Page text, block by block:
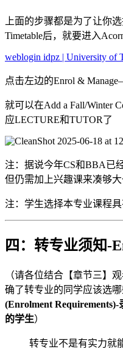
上面的步骤都是为了让你
Timetable后，就要进入
weblogin idpz | University of
点击左边的Enrol &
就可以在Add a Fall/Winter
应LECTURE和TUTOR了
注：据说今年CS和BBA已
但仍需加上兴趣课来凑够大
注：学生选择本专业课程具
四：转专业须知-
（请各位结合【章节三】
确了转专业的同学应该选
(Enrolment
的学生）
转专业不是有实力就